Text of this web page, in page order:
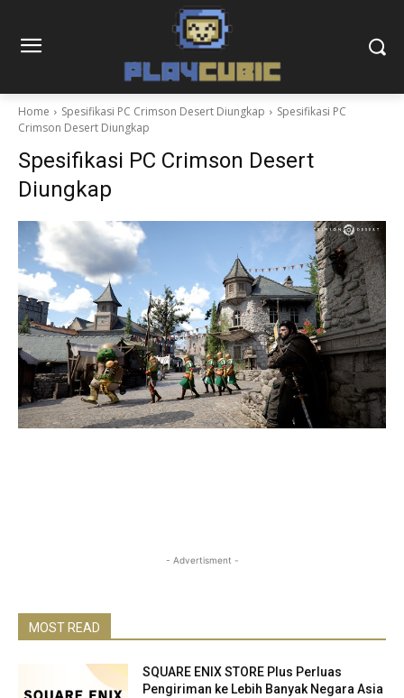
Home Spesifikasi PC Crimson Desert Diungkap
Spesifikasi PC
Crimson Desert Diungkap
Spesifikasi PC Crimson Desert
Diungkap
- Advertisment -
MOST READ
SQUARE ENIX STORE Plus Perluas
Pengiriman ke Lebih Banyak Negara Asia